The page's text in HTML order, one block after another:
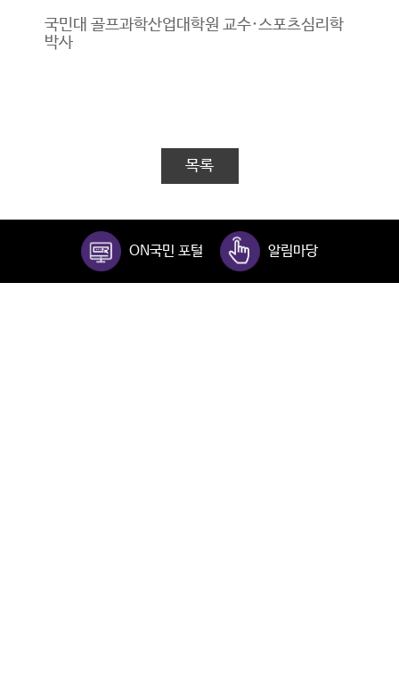
국민대 골프과학산업대학원 교수·스포츠심리학
박사
목록
ON국민 포털 알림마당